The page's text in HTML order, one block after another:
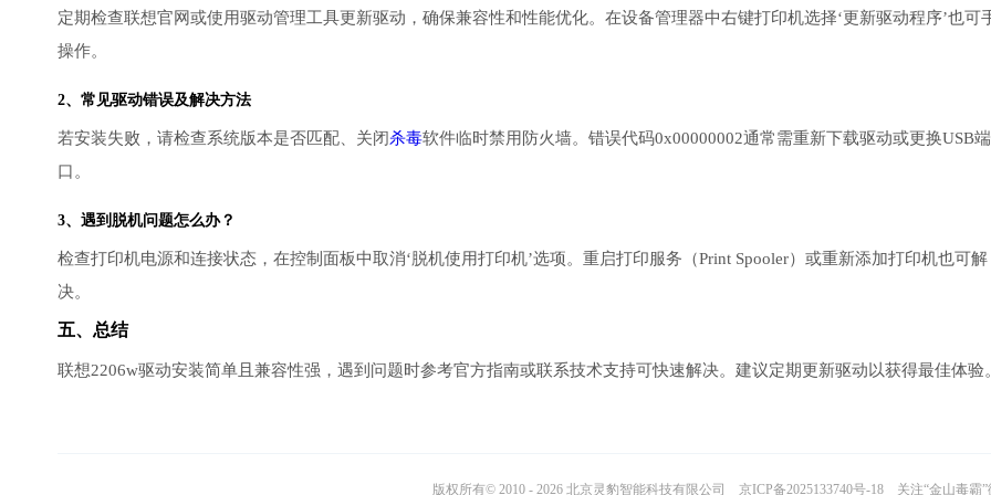
定期检查联想官网或使用驱动管理工具更新驱动，确保兼容性和性能优化。在设备管理器中右键打印机选择‘更新驱动程序’也可
操作。
2、常见驱动错误及解决方法
若安装失败，请检查系统版本是否匹配、关闭杀毒软件临时禁用防火墙。错误代码0x00000002通常需重新下载驱动或更换USB端
口。
3、遇到脱机问题怎么办？
检查打印机电源和连接状态，在控制面板中取消‘脱机使用打印机’选项。重启打印服务（Print Spooler）或重新添加打印机也可解
决。
五、总结
联想2206w驱动安装简单且兼容性强，遇到问题时参考官方指南或联系技术支持可快速解决。建议定期更新驱动以获得最佳体验。
版权所有© 2010 - 2026 北京灵豹智能科技有限公司 京ICP备2025133740号-18 关注“金山毒霸